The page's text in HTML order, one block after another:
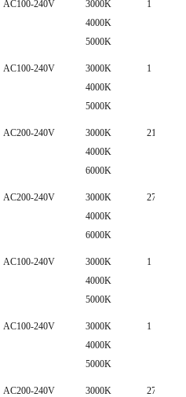
TEMP.
AC100-240V
3000K
4000K
5000K
1
AC100-240V
3000K
4000K
5000K
1
AC200-240V
3000K
4000K
6000K
21
AC200-240V
3000K
4000K
6000K
27
AC100-240V
3000K
4000K
5000K
1
AC100-240V
3000K
4000K
5000K
1
AC200-240V
3000K
27